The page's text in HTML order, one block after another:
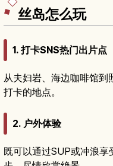
丝岛怎么玩
1. 打卡SNS热门出片点
从夫妇岩、海边咖啡馆到
打卡的地点。
2. 户外体验
既可以通过SUP或冲浪